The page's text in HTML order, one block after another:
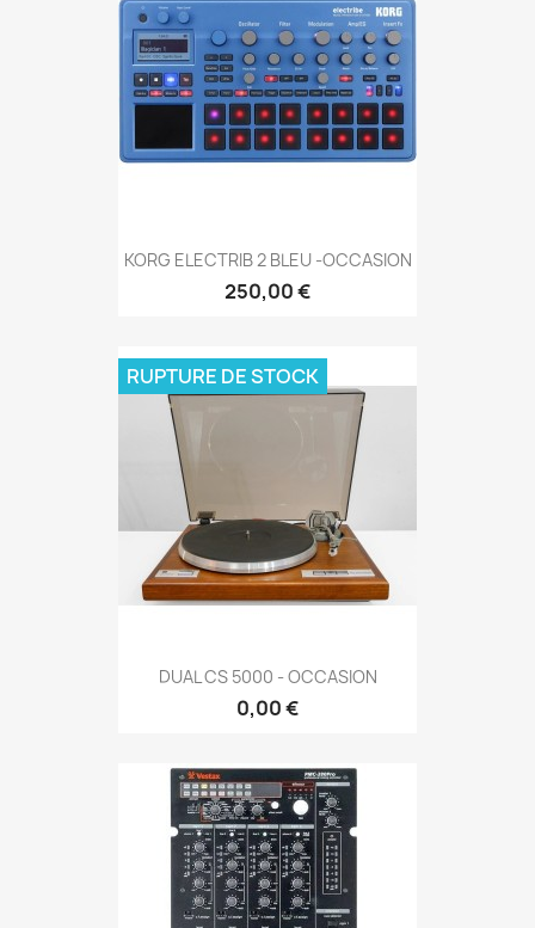
KORG ELECTRIB 2 BLEU -OCCASION
250,00 €
DUAL CS 5000 - OCCASION
0,00 €
RUPTURE DE STOCK